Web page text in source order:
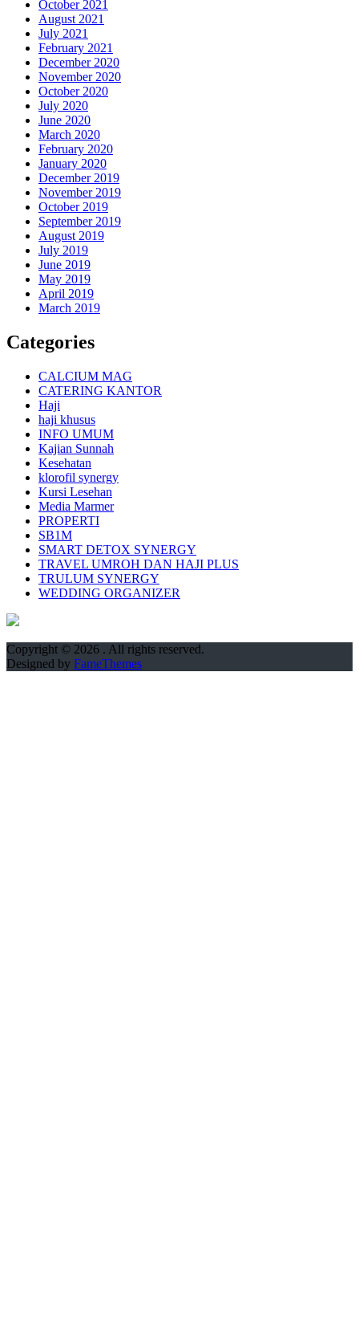
October 2021
August 2021
July 2021
February 2021
December 2020
November 2020
October 2020
July 2020
June 2020
March 2020
February 2020
January 2020
December 2019
November 2019
October 2019
September 2019
August 2019
July 2019
June 2019
May 2019
April 2019
March 2019
Categories
CALCIUM MAG
CATERING KANTOR
Haji
haji khusus
INFO UMUM
Kajian Sunnah
Kesehatan
klorofil synergy
Kursi Lesehan
Media Marmer
PROPERTI
SB1M
SMART DETOX SYNERGY
TRAVEL UMROH DAN HAJI PLUS
TRULUM SYNERGY
WEDDING ORGANIZER
Copyright © 2026 . All rights reserved.
Designed by FameThemes